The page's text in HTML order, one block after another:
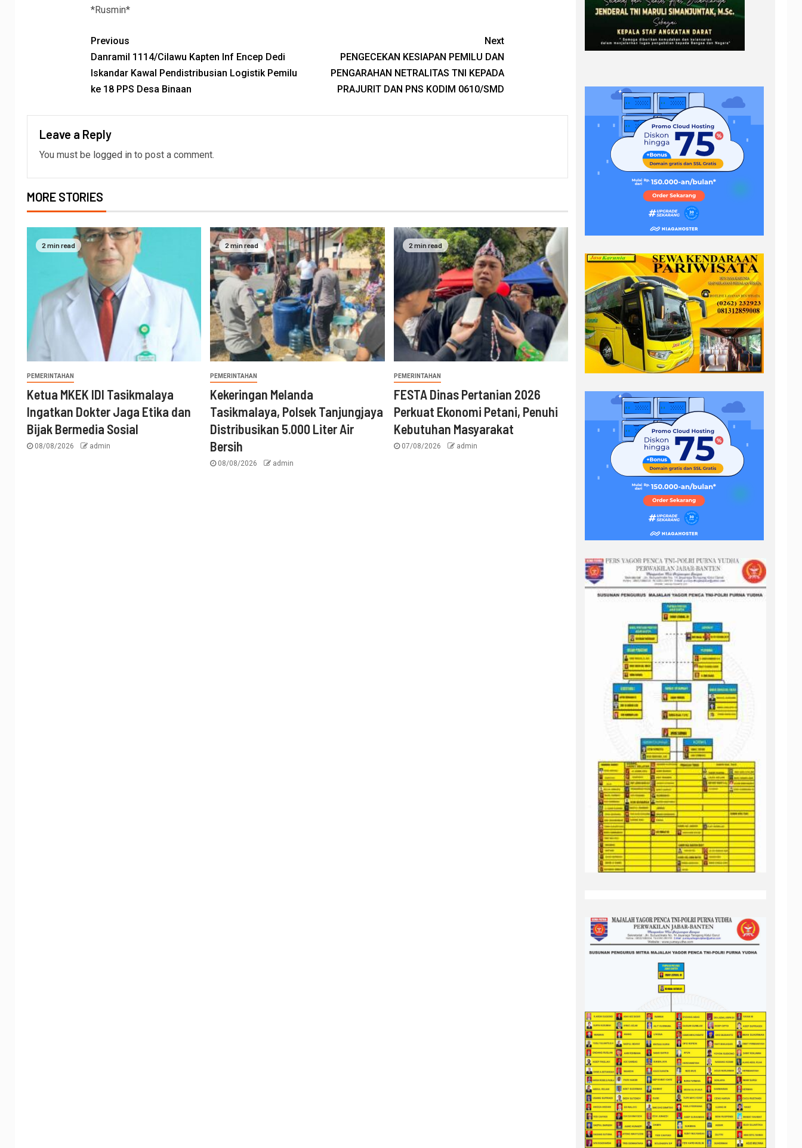
*Rusmin*
Previous
Danramil 1114/Cilawu Kapten Inf Encep Dedi
Iskandar Kawal Pendistribusian Logistik Pemilu
ke 18 PPS Desa Binaan
Next
PENGECEKAN KESIAPAN PEMILU DAN
PENGARAHAN NETRALITAS TNI KEPADA
PRAJURIT DAN PNS KODIM 0610/SMD
Leave a Reply
You must be logged in to post a comment.
MORE STORIES
2 min read
PEMERINTAHAN
Ketua MKEK IDI Tasikmalaya
Ingatkan Dokter Jaga Etika dan
Bijak Bermedia Sosial
08/08/2026 admin
2 min read
PEMERINTAHAN
Kekeringan Melanda
Tasikmalaya, Polsek Tanjungjaya
Distribusikan 5.000 Liter Air
Bersih
08/08/2026 admin
2 min read
PEMERINTAHAN
FESTA Dinas Pertanian 2026
Perkuat Ekonomi Petani, Penuhi
Kebutuhan Masyarakat
07/08/2026 admin